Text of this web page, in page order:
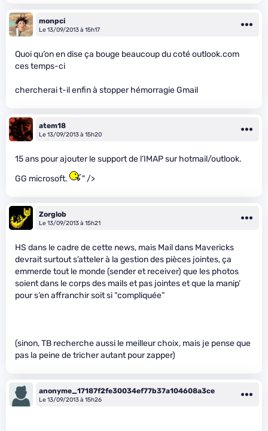
monpci
Le 13/09/2013 à 15h17
Quoi qu’on en dise ça bouge beaucoup du coté outlook.com
ces temps-ci
chercherai t-il enfin à stopper hémorragie Gmail
atem18
Le 13/09/2013 à 15h20
15 ans pour ajouter le support de l’IMAP sur hotmail/outlook.
GG microsoft.
" />
Zorglob
Le 13/09/2013 à 15h21
HS dans le cadre de cette news, mais Mail dans Mavericks
devrait surtout s’atteler à la gestion des pièces jointes, ça
emmerde tout le monde (sender et receiver) que les photos
soient dans le corps des mails et pas jointes et que la manip’
pour s’en affranchir soit si “compliquée”
(sinon, TB recherche aussi le meilleur choix, mais je pense que
pas la peine de tricher autant pour zapper)
anonyme_17187f2fe30034ef77b37a104608a3ce
Le 13/09/2013 à 15h26